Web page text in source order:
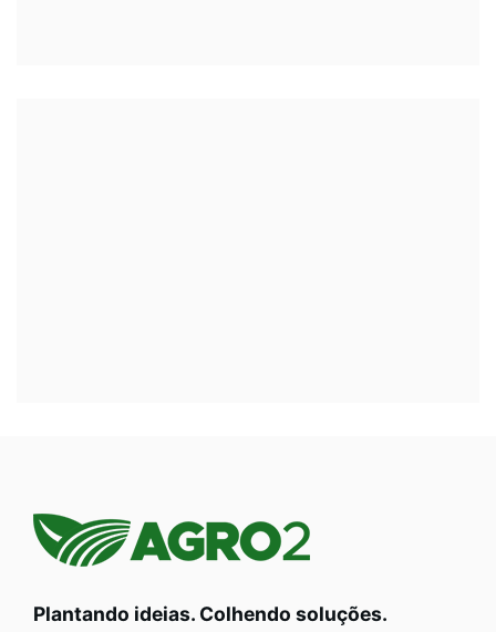
Plantando ideias. Colhendo soluções.